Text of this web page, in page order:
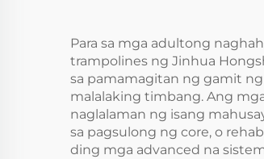
Para sa mga adultong
trampolines ng Jinhua
sa pamamagitan ng gamit
malalaking timbang. Ang
naglalaman ng isang
sa pagsulong ng core, o
ding mga advanced na